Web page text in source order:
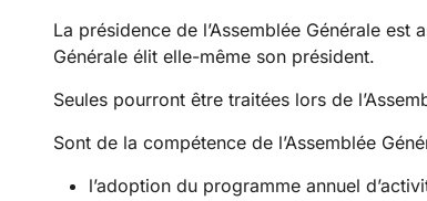
La présidence de l’Assemblée Générale est
Générale élit elle-même son président.
Seules pourront être traitées lors de
Sont de la compétence de l’Assemblée
l’adoption du programme annuel